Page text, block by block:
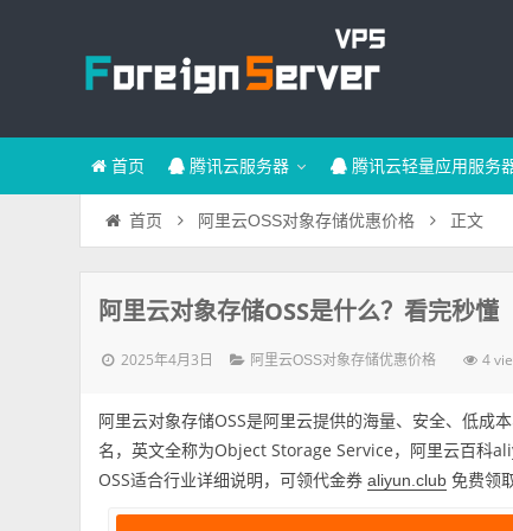
首页 腾讯云服务器 腾讯云轻量应用服务
首页 阿里云OSS对象存储优惠价格 正文
阿里云对象存储OSS是什么？看完秒懂
2025年4月3日 阿里云OSS对象存储优惠价格 4
阿里云对象存储OSS是阿里云提供的海量、安全、低成
名，英文全称为Object Storage Service，阿里云百科
OSS适合行业详细说明，可领代金券aliyun.club 免费领